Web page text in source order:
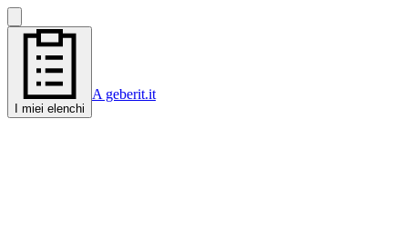
I miei elenchi
A geberit.it